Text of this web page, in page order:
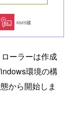
ーラーは作成
環境の構
から開始しま